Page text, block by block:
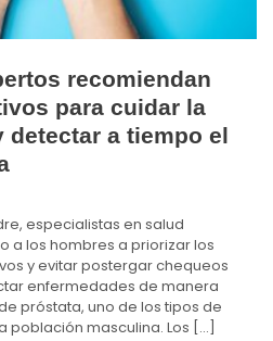
recomiendan
para cuidar la
detectar a tiempo el
especialistas en salud
a los hombres a priorizar los
y evitar postergar chequeos
enfermedades de manera
próstata, uno de los tipos de
masculina. Los […]